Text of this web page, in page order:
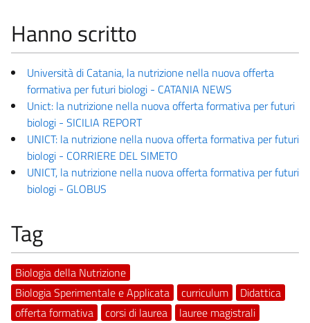
Hanno scritto
Università di Catania, la nutrizione nella nuova offerta
formativa per futuri biologi - CATANIA NEWS
Unict: la nutrizione nella nuova offerta formativa per futuri
biologi - SICILIA REPORT
UNICT: la nutrizione nella nuova offerta formativa per futuri
biologi - CORRIERE DEL SIMETO
UNICT, la nutrizione nella nuova offerta formativa per futuri
biologi - GLOBUS
Tag
Biologia della Nutrizione
Biologia Sperimentale e Applicata
curriculum
Didattica
offerta formativa
corsi di laurea
lauree magistrali